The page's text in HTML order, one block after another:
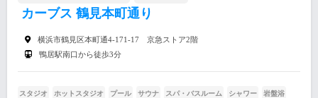
カーブス 鶴見本町通り
横浜市鶴見区本町通4-171-17 京急ストア2階
鴨居駅南口から徒歩3分
スタジオ ホットスタジオ プール サウナ スパ・バスルーム シャワー 岩盤浴